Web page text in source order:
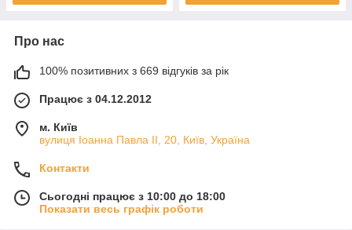
Про нас
100% позитивних з 669 відгуків за рік
Працює з 04.12.2012
м. Київ
вулиця Іоанна Павла ІІ, 20, Київ, Україна
Контакти
Сьогодні працює з 10:00 до 18:00
Показати весь графік роботи